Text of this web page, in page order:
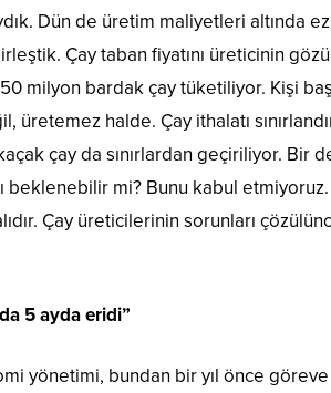
Dün de üretim maliyetleri altında
Çay taban fiyatını üreticinin
milyon bardak çay tüketiliyor. Kişi
halde. Çay ithalatı
çay da sınırlardan geçiriliyor. Bir
mi? Bunu kabul
Çay üreticilerinin sorunları
5 ayda eridi”
yönetimi, bundan bir yıl önce